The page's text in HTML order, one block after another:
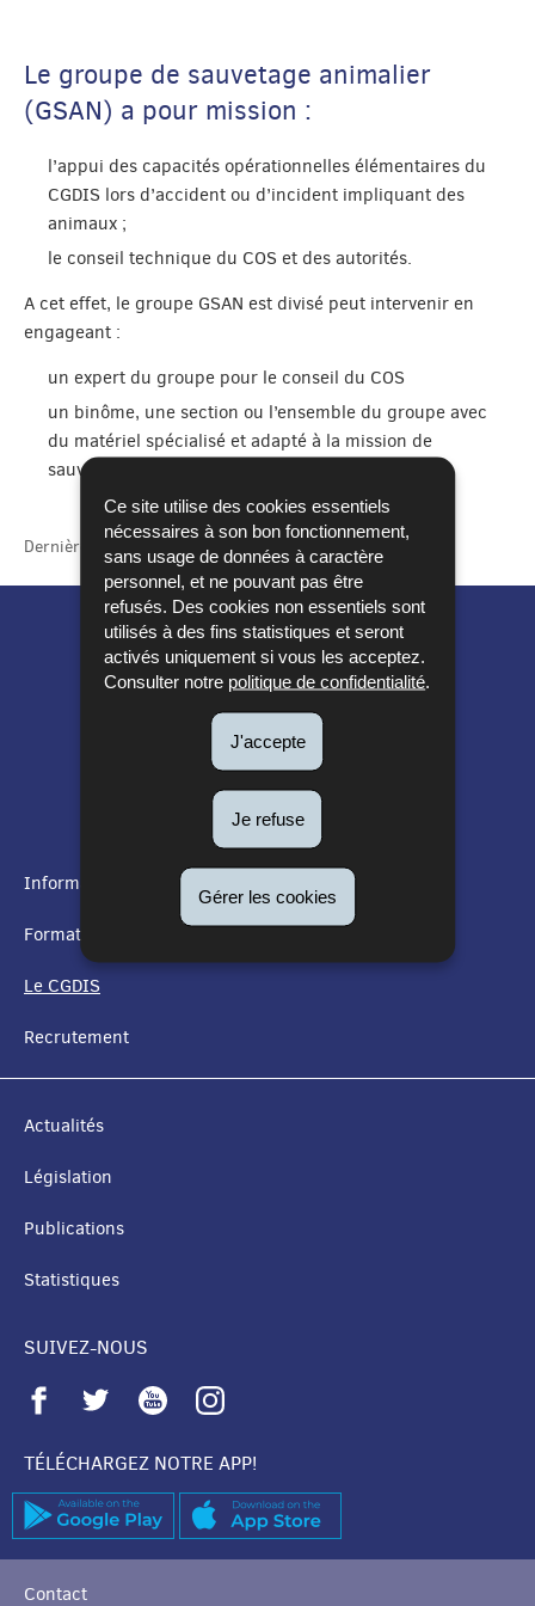
Ce site utilise des cookies essentiels
nécessaires à son bon fonctionnement,
sans usage de données à caractère
personnel, et ne pouvant pas être
refusés. Des cookies non essentiels sont
utilisés à des fins statistiques et seront
activés uniquement si vous les acceptez.
Consulter notre politique de confidentialité.
J'accepte
Je refuse
Gérer les cookies
Le groupe de sauvetage animalier
(GSAN) a pour mission :
l’appui des capacités opérationnelles élémentaires du
CGDIS lors d’accident ou d’incident impliquant des
animaux ;
le conseil technique du COS et des autorités.
A cet effet, le groupe GSAN est divisé peut intervenir en
engageant :
un expert du groupe pour le conseil du COS
un binôme, une section ou l’ensemble du groupe avec
du matériel spécialisé et adapté à la mission de
sauvetage animalier.
Dernière mise à jour 05/01/2023
MENU
DE
Informations utiles
Formation
Le CGDIS
Recrutement
Actualités
Législation
Publications
Statistiques
SUIVEZ-NOUS
TÉLÉCHARGEZ NOTRE APP!
Contact